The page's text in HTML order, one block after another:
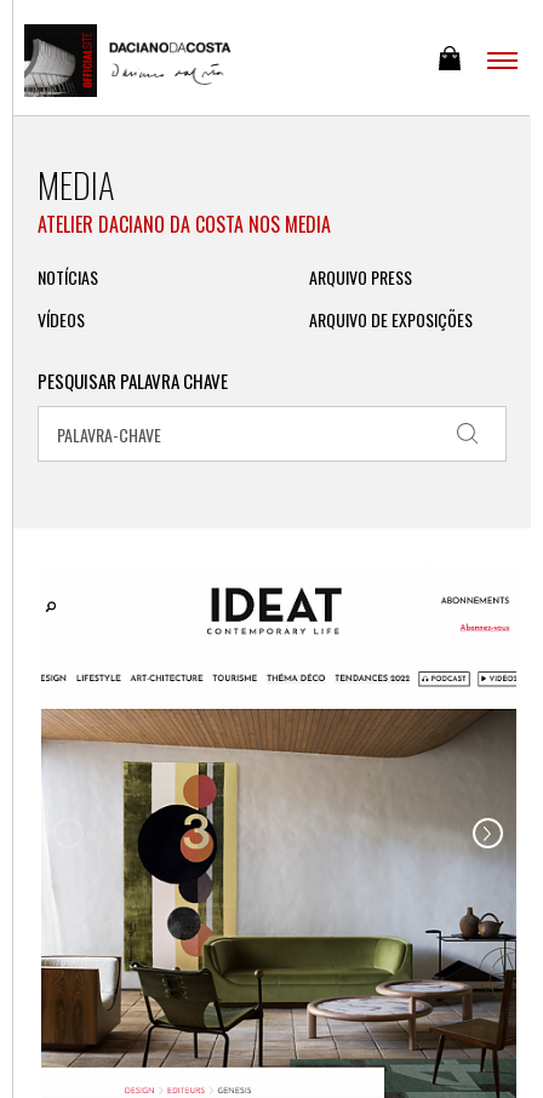
MEDIA
ATELIER DACIANO DA COSTA NOS MEDIA
NOTÍCIAS
VÍDEOS
ARQUIVO PRESS
ARQUIVO DE EXPOSIÇÕES
PESQUISAR PALAVRA CHAVE